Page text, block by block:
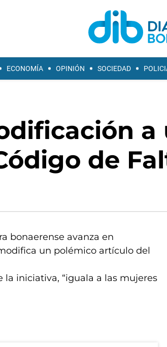
ECONOMÍA OPINIÓN SOCIEDAD
de
bonaerense avanza en
un polémico artículo del
la iniciativa, “iguala a las mujeres